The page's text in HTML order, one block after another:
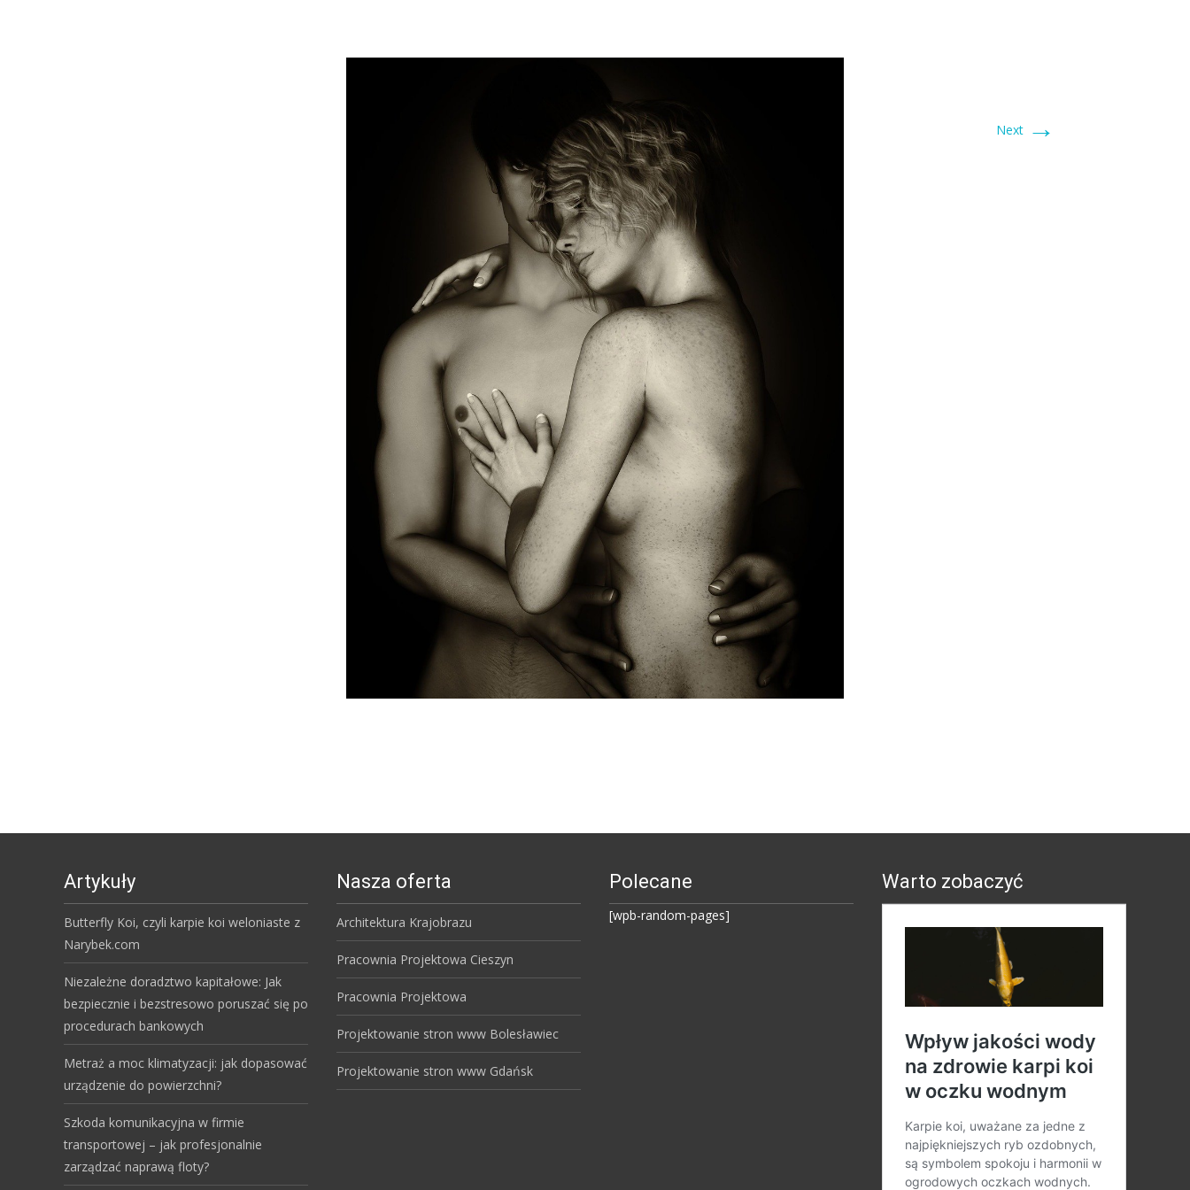
Next →
Artykuły
Butterfly Koi, czyli karpie koi weloniaste z
Narybek.com
Niezależne doradztwo kapitałowe: Jak
bezpiecznie i bezstresowo poruszać się po
procedurach bankowych
Metraż a moc klimatyzacji: jak dopasować
urządzenie do powierzchni?
Szkoda komunikacyjna w firmie
transportowej – jak profesjonalnie
zarządzać naprawą floty?
Nasza oferta
Architektura Krajobrazu
Pracownia Projektowa Cieszyn
Pracownia Projektowa
Projektowanie stron www Bolesławiec
Projektowanie stron www Gdańsk
Polecane
[wpb-random-pages]
Warto zobaczyć